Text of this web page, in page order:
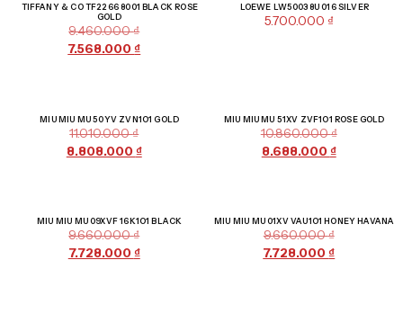
TIFFANY & CO TF2266 8001 BLACK ROSE
GOLD
9.460.000₫
7.568.000₫
LOEWE LW50038U 016 SILVER
5.700.000 ₫
MIU MIU MU 50YV ZVN1O1 GOLD
11.010.000₫
8.808.000 ₫
MIU MIU MU 51XV ZVF1O1 ROSE GOLD
10.860.000₫
8.688.000 ₫
MIU MIU MU 09XVF 16K1O1 BLACK
9.660.000₫
7.728.000 ₫
MIU MIU MU 01XV VAU1O1 HONEY HAVANA
9.660.000₫
7.728.000₫